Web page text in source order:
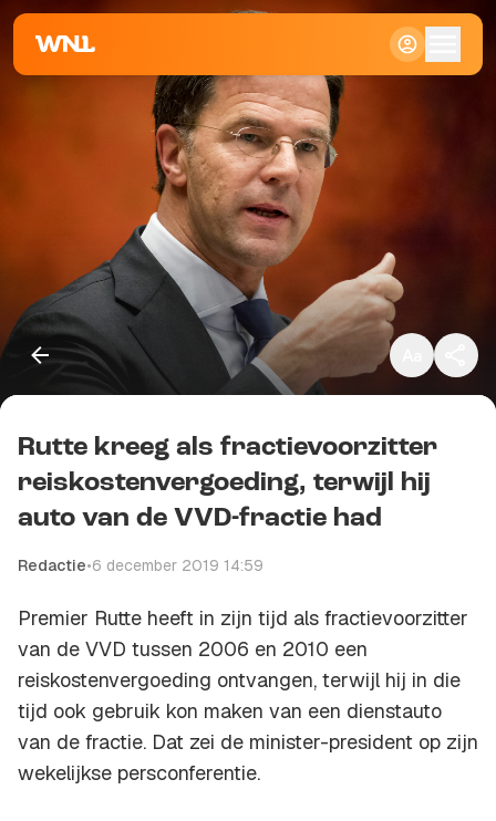
Klein
Standaard
Groot
Kopieer link
Rutte kreeg als fractievoorzitter
reiskostenvergoeding, terwijl hij
auto van de VVD-fractie had
Redactie•6 december 2019 14:59
Premier Rutte heeft in zijn tijd als fractievoorzitter
van de VVD tussen 2006 en 2010 een
reiskostenvergoeding ontvangen, terwijl hij in die
tijd ook gebruik kon maken van een dienstauto
van de fractie. Dat zei de minister-president op zijn
wekelijkse persconferentie.